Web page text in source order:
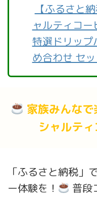
【ふるさと
ャルティコー
特選ドリッ
め合わせ セ
家族みんな
シャルテ
「ふるさと納税」
ー体験を！
普段